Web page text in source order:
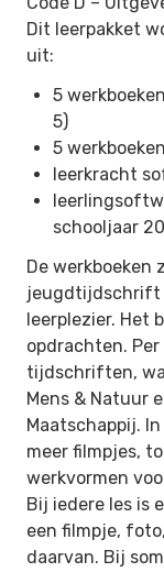
Dit leerpakket
uit:
5
5)
5
leerkracht
schooljaar
De werkboeken
jeugdtijdschrift
leerplezier. Het
opdrachten.
tijdschriften,
Mens & Natuur
Maatschappij.
meer filmpjes,
werkvormen
Bij iedere les is
een filmpje,
daarvan. Bij